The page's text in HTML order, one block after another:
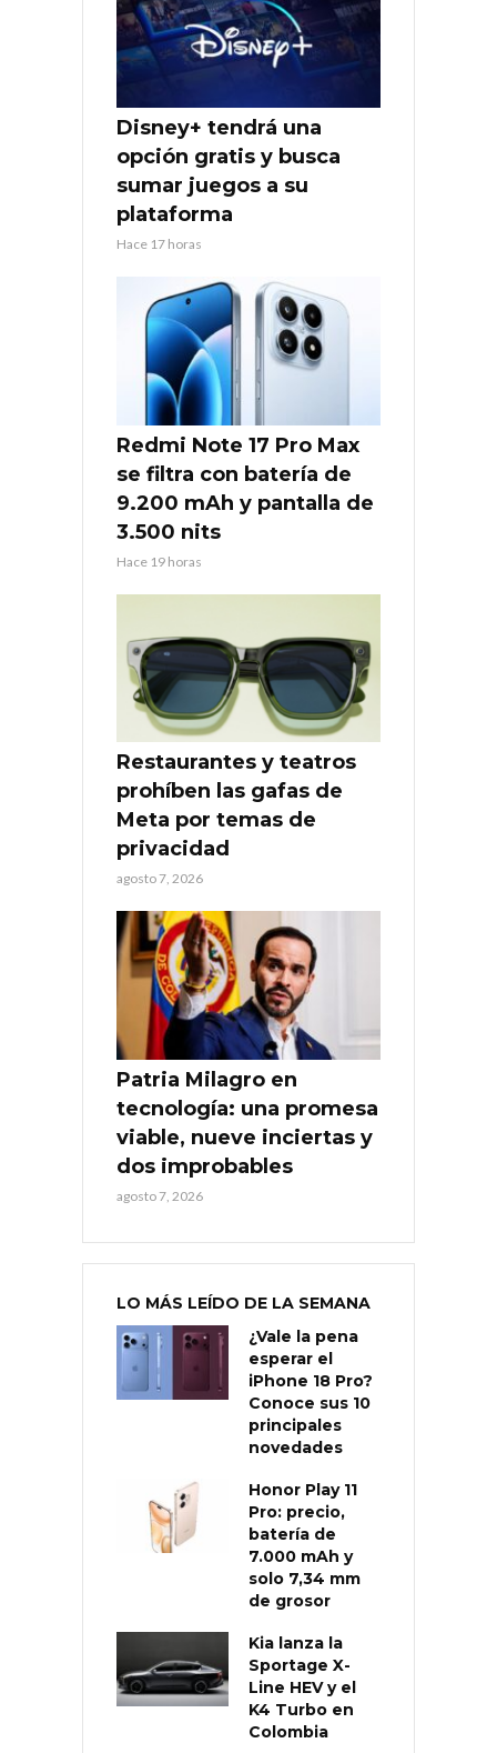
Disney+ tendrá una
opción gratis y busca
sumar juegos a su
plataforma
Hace 17 horas
Redmi Note 17 Pro Max
se filtra con batería de
9.200 mAh y pantalla de
3.500 nits
Hace 19 horas
Restaurantes y teatros
prohíben las gafas de
Meta por temas de
privacidad
agosto 7, 2026
Patria Milagro en
tecnología: una promesa
viable, nueve inciertas y
dos improbables
agosto 7, 2026
LO MÁS LEÍDO DE LA SEMANA
¿Vale la pena
esperar el
iPhone 18 Pro?
Conoce sus 10
principales
novedades
Honor Play 11
Pro: precio,
batería de
7.000 mAh y
solo 7,34 mm
de grosor
Kia lanza la
Sportage X-
Line HEV y el
K4 Turbo en
Colombia